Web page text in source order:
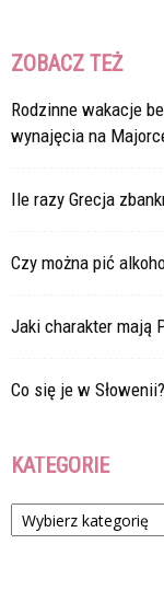
ZOBACZ TEŻ
Rodzinne wakacje
wynajęcia na
Ile razy Grecja
Czy można pić
Jaki charakter mają
Co się je w Słowenii?
KATEGORIE
Kategorie